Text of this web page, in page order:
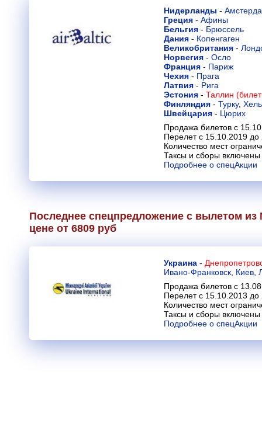
Нидерланды -
Греция - Афины
Бельгия - Брюссель
Дания - Копенгаген
Великобритания -
Норвегия - Осло
Франция - Париж
Чехия - Прага
Латвия - Рига
Эстония - Таллин
Финляндия - Турку,
Швейцария - Цюрих
Продажа билетов с
Перелет с 15.10.2019 до
Количество мест
Таксы и сборы включены
Подробнее о спецАкции
Последнее спецпредложение с вылетом
цене от 6809 руб
Украина -
Ивано-Франковск Киев
Продажа билетов с
Перелет с 15.10.2013 до
Количество мест
Таксы и сборы включены
Подробнее о спецАкции